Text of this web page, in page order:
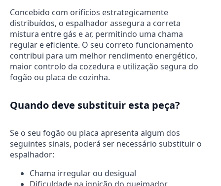
Concebido com orifícios estrategicamente
distribuídos, o espalhador assegura a correta
mistura entre gás e ar, permitindo uma chama
regular e eficiente. O seu correto funcionamento
contribui para um melhor rendimento energético,
maior controlo da cozedura e utilização segura do
fogão ou placa de cozinha.
Quando deve substituir esta peça?
Se o seu fogão ou placa apresenta algum dos
seguintes sinais, poderá ser necessário substituir o
espalhador:
Chama irregular ou desigual